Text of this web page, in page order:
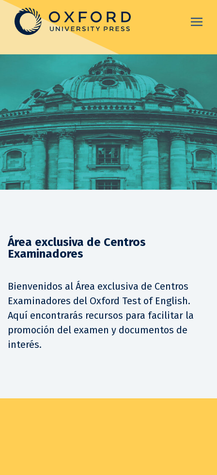
Área exclusiva de Centros
Examinadores
Bienvenidos al Área exclusiva de Centros
Examinadores del Oxford Test of English.
Aquí encontrarás recursos para facilitar la
promoción del examen y documentos de
interés.